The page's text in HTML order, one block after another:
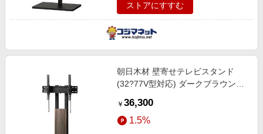
ストアにすすむ
朝日木材 壁寄せテレビスタンド
(32?77V型対応) ダークブラウン
￥ 36,300
1.5%